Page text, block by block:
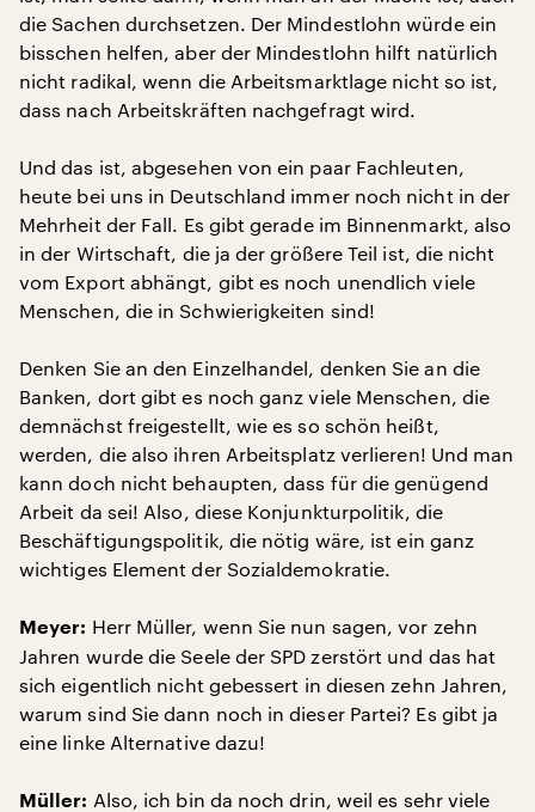
die Sachen durchsetzen. Der Mindestlohn würde ein
bisschen helfen, aber der Mindestlohn hilft natürlich
nicht radikal, wenn die Arbeitsmarktlage nicht so ist,
dass nach Arbeitskräften nachgefragt wird.
Und das ist, abgesehen von ein paar Fachleuten,
heute bei uns in Deutschland immer noch nicht in der
Mehrheit der Fall. Es gibt gerade im Binnenmarkt, also
in der Wirtschaft, die ja der größere Teil ist, die nicht
vom Export abhängt, gibt es noch unendlich viele
Menschen, die in Schwierigkeiten sind!
Denken Sie an den Einzelhandel, denken Sie an die
Banken, dort gibt es noch ganz viele Menschen, die
demnächst freigestellt, wie es so schön heißt,
werden, die also ihren Arbeitsplatz verlieren! Und man
kann doch nicht behaupten, dass für die genügend
Arbeit da sei! Also, diese Konjunkturpolitik, die
Beschäftigungspolitik, die nötig wäre, ist ein ganz
wichtiges Element der Sozialdemokratie.
Meyer: Herr Müller, wenn Sie nun sagen, vor zehn
Jahren wurde die Seele der SPD zerstört und das hat
sich eigentlich nicht gebessert in diesen zehn Jahren,
warum sind Sie dann noch in dieser Partei? Es gibt ja
eine linke Alternative dazu!
Müller: Also, ich bin da noch drin, weil es sehr viele